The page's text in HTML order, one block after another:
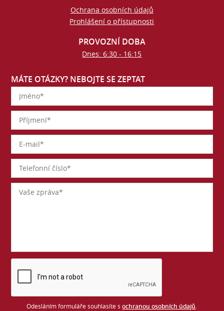
Ochrana osobních údajů
Prohlášení o přístupnosti
PROVOZNÍ DOBA
Dnes: 6:30 - 16:15
MÁTE OTÁZKY? NEBOJTE SE ZEPTAT
Odesláním formuláře souhlasíte sochranou osobních údajů